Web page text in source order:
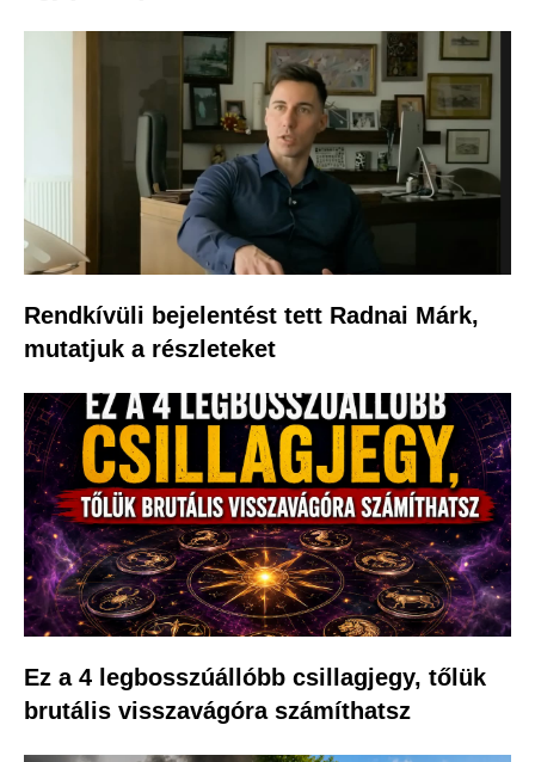
Rendkívüli bejelentést tett Radnai Márk,
mutatjuk a részleteket
Ez a 4 legbosszúállóbb csillagjegy, tőlük
brutális visszavágóra számíthatsz